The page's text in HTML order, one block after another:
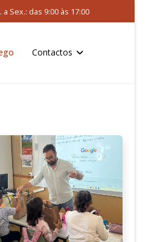
a Sex.: das 9:00 às 17:00
Contactos